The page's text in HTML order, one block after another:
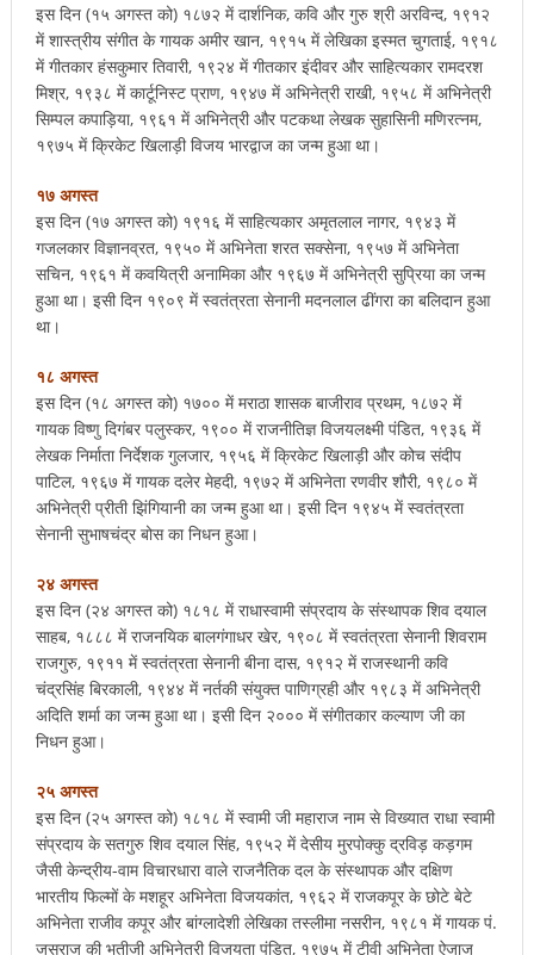
इस दिन (१५ अगस्त को) १८७२ में दार्शनिक, कवि और गुरु श्री अरविन्द, १९१२
में शास्त्रीय संगीत के गायक अमीर खान, १९१५ में लेखिका इस्मत चुगताई, १९१८
में गीतकार हंसकुमार तिवारी, १९२४ में गीतकार इंदीवर और साहित्यकार रामदरश
मिश्र, १९३८ में कार्टूनिस्ट प्राण, १९४७ में अभिनेत्री राखी, १९५८ में अभिनेत्री
सिम्पल कपाड़िया, १९६१ में अभिनेत्री और पटकथा लेखक सुहासिनी मणिरत्नम,
१९७५ में क्रिकेट खिलाड़ी विजय भारद्वाज का जन्म हुआ था।
१७ अगस्त
इस दिन (१७ अगस्त को) १९१६ में साहित्यकार अमृतलाल नागर, १९४३ में
गजलकार विज्ञानव्रत, १९५० में अभिनेता शरत सक्सेना, १९५७ में अभिनेता
सचिन, १९६१ में कवयित्री अनामिका और १९६७ में अभिनेत्री सुप्रिया का जन्म
हुआ था। इसी दिन १९०९ में स्वतंत्रता सेनानी मदनलाल ढींगरा का बलिदान हुआ
था।
१८ अगस्त
इस दिन (१८ अगस्त को) १७०० में मराठा शासक बाजीराव प्रथम, १८७२ में
गायक विष्णु दिगंबर पलुस्कर, १९०० में राजनीतिज्ञ विजयलक्ष्मी पंडित, १९३६ में
लेखक निर्माता निर्देशक गुलजार, १९५६ में क्रिकेट खिलाड़ी और कोच संदीप
पाटिल, १९६७ में गायक दलेर मेहदी, १९७२ में अभिनेता रणवीर शौरी, १९८० में
अभिनेत्री प्रीती झिंगियानी का जन्म हुआ था। इसी दिन १९४५ में स्वतंत्रता
सेनानी सुभाषचंद्र बोस का निधन हुआ।
२४ अगस्त
इस दिन (२४ अगस्त को) १८१८ में राधास्वामी संप्रदाय के संस्थापक शिव दयाल
साहब, १८८८ में राजनयिक बालगंगाधर खेर, १९०८ में स्वतंत्रता सेनानी शिवराम
राजगुरु, १९११ में स्वतंत्रता सेनानी बीना दास, १९१२ में राजस्थानी कवि
चंद्रसिंह बिरकाली, १९४४ में नर्तकी संयुक्त पाणिग्रही और १९८३ में अभिनेत्री
अदिति शर्मा का जन्म हुआ था। इसी दिन २००० में संगीतकार कल्याण जी का
निधन हुआ।
२५ अगस्त
इस दिन (२५ अगस्त को) १८१८ में स्वामी जी महाराज नाम से विख्यात राधा स्वामी
संप्रदाय के सतगुरु शिव दयाल सिंह, १९५२ में देसीय मुरपोक्कु द्रविड़ कड़गम
जैसी केन्द्रीय-वाम विचारधारा वाले राजनैतिक दल के संस्थापक और दक्षिण
भारतीय फिल्मों के मशहूर अभिनेता विजयकांत, १९६२ में राजकपूर के छोटे बेटे
अभिनेता राजीव कपूर और बांग्लादेशी लेखिका तस्लीमा नसरीन, १९८१ में गायक पं.
जसराज की भतीजी अभिनेत्री विजयता पंडित, १९७५ में टीवी अभिनेता ऐजाज